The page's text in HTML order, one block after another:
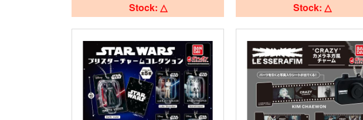
Stock: △ Stock: △